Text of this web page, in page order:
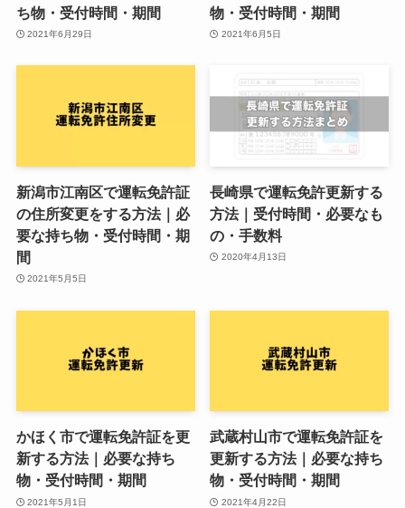
ち物・受付時間・期間
2021年6月29日
物・受付時間・期間
2021年6月5日
新潟市江南区で運転免許証
の住所変更をする方法｜必
要な持ち物・受付時間・期
間
2021年5月5日
長崎県で運転免許更新する
方法｜受付時間・必要なも
の・手数料
2020年4月13日
かほく市で運転免許証を更
新する方法｜必要な持ち
物・受付時間・期間
2021年5月1日
武蔵村山市で運転免許証を
更新する方法｜必要な持ち
物・受付時間・期間
2021年4月22日